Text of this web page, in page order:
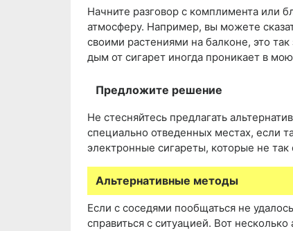
Начните разговор с комплимента или
атмосферу. Например, вы можете
своими растениями на балконе, это
дым от сигарет иногда проникает в
Предложите решение
Не стесняйтесь предлагать
специально отведенных местах, если
электронные сигареты, которые не так
Альтернативные методы
Если с соседями пообщаться не
справиться с ситуацией. Вот